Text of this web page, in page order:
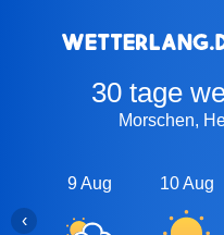
30 tage
Morschen,
9 Aug 10 Aug
‹